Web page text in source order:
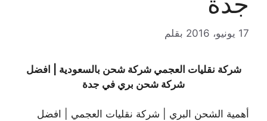
17 يونيو، 2016 بقلم
شركة نقليات العجمي شركة شحن بالسعودية | افضل
شركة شحن بري في جدة
أهمية الشحن البري | شركة نقليات العجمي | افضل